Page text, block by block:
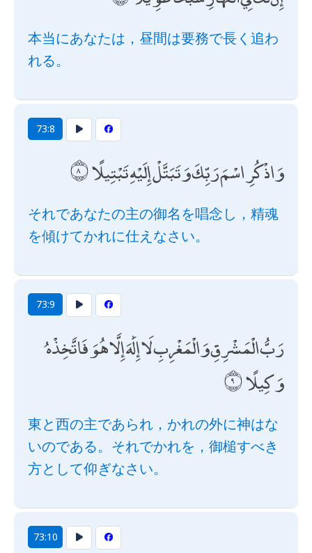
本当にあなたは，昼間は要務で長く追わ
れる。
73:8
وَاذْكُرِ اسْمَ رَبِّكَ وَتَبَتَّلْ إِلَيْهِ تَبْتِيلًا
それであなたの主の御名を唱念し，精魂
を傾けてかれに仕えなさい。
73:9
رَبُّ الْمَشْرِقِ وَالْمَغْرِبِ لَا إِلَٰهَ إِلَّا هُوَ فَاتَّخِذْهُ
وَكِيلًا
東と西の主であられ，かれの外に神はな
いのである。それでかれを，御槌すべき
方として仰ぎなさい。
73:10